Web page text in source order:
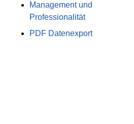
Management und
Professionalität
PDF Datenexport